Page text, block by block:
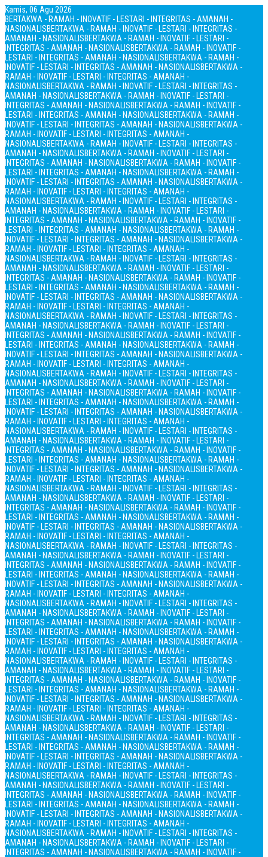
Kamis, 06 Agu 2026
BERTAKWA - RAMAH - INOVATIF - LESTARI - INTEGRITAS - AMANAH -
NASIONALISBERTAKWA - RAMAH - INOVATIF - LESTARI - INTEGRITAS -
AMANAH - NASIONALISBERTAKWA - RAMAH - INOVATIF - LESTARI -
INTEGRITAS - AMANAH - NASIONALISBERTAKWA - RAMAH - INOVATIF -
LESTARI - INTEGRITAS - AMANAH - NASIONALISBERTAKWA - RAMAH -
INOVATIF - LESTARI - INTEGRITAS - AMANAH - NASIONALISBERTAKWA -
RAMAH - INOVATIF - LESTARI - INTEGRITAS - AMANAH -
NASIONALISBERTAKWA - RAMAH - INOVATIF - LESTARI - INTEGRITAS -
AMANAH - NASIONALISBERTAKWA - RAMAH - INOVATIF - LESTARI -
INTEGRITAS - AMANAH - NASIONALISBERTAKWA - RAMAH - INOVATIF -
LESTARI - INTEGRITAS - AMANAH - NASIONALISBERTAKWA - RAMAH -
INOVATIF - LESTARI - INTEGRITAS - AMANAH - NASIONALISBERTAKWA -
RAMAH - INOVATIF - LESTARI - INTEGRITAS - AMANAH -
NASIONALISBERTAKWA - RAMAH - INOVATIF - LESTARI - INTEGRITAS -
AMANAH - NASIONALISBERTAKWA - RAMAH - INOVATIF - LESTARI -
INTEGRITAS - AMANAH - NASIONALISBERTAKWA - RAMAH - INOVATIF -
LESTARI - INTEGRITAS - AMANAH - NASIONALISBERTAKWA - RAMAH -
INOVATIF - LESTARI - INTEGRITAS - AMANAH - NASIONALISBERTAKWA -
RAMAH - INOVATIF - LESTARI - INTEGRITAS - AMANAH -
NASIONALISBERTAKWA - RAMAH - INOVATIF - LESTARI - INTEGRITAS -
AMANAH - NASIONALISBERTAKWA - RAMAH - INOVATIF - LESTARI -
INTEGRITAS - AMANAH - NASIONALISBERTAKWA - RAMAH - INOVATIF -
LESTARI - INTEGRITAS - AMANAH - NASIONALISBERTAKWA - RAMAH -
INOVATIF - LESTARI - INTEGRITAS - AMANAH - NASIONALISBERTAKWA -
RAMAH - INOVATIF - LESTARI - INTEGRITAS - AMANAH -
NASIONALISBERTAKWA - RAMAH - INOVATIF - LESTARI - INTEGRITAS -
AMANAH - NASIONALISBERTAKWA - RAMAH - INOVATIF - LESTARI -
INTEGRITAS - AMANAH - NASIONALISBERTAKWA - RAMAH - INOVATIF -
LESTARI - INTEGRITAS - AMANAH - NASIONALISBERTAKWA - RAMAH -
INOVATIF - LESTARI - INTEGRITAS - AMANAH - NASIONALISBERTAKWA -
RAMAH - INOVATIF - LESTARI - INTEGRITAS - AMANAH -
NASIONALISBERTAKWA - RAMAH - INOVATIF - LESTARI - INTEGRITAS -
AMANAH - NASIONALISBERTAKWA - RAMAH - INOVATIF - LESTARI -
INTEGRITAS - AMANAH - NASIONALISBERTAKWA - RAMAH - INOVATIF -
LESTARI - INTEGRITAS - AMANAH - NASIONALISBERTAKWA - RAMAH -
INOVATIF - LESTARI - INTEGRITAS - AMANAH - NASIONALISBERTAKWA -
RAMAH - INOVATIF - LESTARI - INTEGRITAS - AMANAH -
NASIONALISBERTAKWA - RAMAH - INOVATIF - LESTARI - INTEGRITAS -
AMANAH - NASIONALISBERTAKWA - RAMAH - INOVATIF - LESTARI -
INTEGRITAS - AMANAH - NASIONALISBERTAKWA - RAMAH - INOVATIF -
LESTARI - INTEGRITAS - AMANAH - NASIONALISBERTAKWA - RAMAH -
INOVATIF - LESTARI - INTEGRITAS - AMANAH - NASIONALISBERTAKWA -
RAMAH - INOVATIF - LESTARI - INTEGRITAS - AMANAH -
NASIONALISBERTAKWA - RAMAH - INOVATIF - LESTARI - INTEGRITAS -
AMANAH - NASIONALISBERTAKWA - RAMAH - INOVATIF - LESTARI -
INTEGRITAS - AMANAH - NASIONALISBERTAKWA - RAMAH - INOVATIF -
LESTARI - INTEGRITAS - AMANAH - NASIONALISBERTAKWA - RAMAH -
INOVATIF - LESTARI - INTEGRITAS - AMANAH - NASIONALISBERTAKWA -
RAMAH - INOVATIF - LESTARI - INTEGRITAS - AMANAH -
NASIONALISBERTAKWA - RAMAH - INOVATIF - LESTARI - INTEGRITAS -
AMANAH - NASIONALISBERTAKWA - RAMAH - INOVATIF - LESTARI -
INTEGRITAS - AMANAH - NASIONALISBERTAKWA - RAMAH - INOVATIF -
LESTARI - INTEGRITAS - AMANAH - NASIONALISBERTAKWA - RAMAH -
INOVATIF - LESTARI - INTEGRITAS - AMANAH - NASIONALISBERTAKWA -
RAMAH - INOVATIF - LESTARI - INTEGRITAS - AMANAH -
NASIONALISBERTAKWA - RAMAH - INOVATIF - LESTARI - INTEGRITAS -
AMANAH - NASIONALISBERTAKWA - RAMAH - INOVATIF - LESTARI -
INTEGRITAS - AMANAH - NASIONALISBERTAKWA - RAMAH - INOVATIF -
LESTARI - INTEGRITAS - AMANAH - NASIONALISBERTAKWA - RAMAH -
INOVATIF - LESTARI - INTEGRITAS - AMANAH - NASIONALISBERTAKWA -
RAMAH - INOVATIF - LESTARI - INTEGRITAS - AMANAH -
NASIONALISBERTAKWA - RAMAH - INOVATIF - LESTARI - INTEGRITAS -
AMANAH - NASIONALISBERTAKWA - RAMAH - INOVATIF - LESTARI -
INTEGRITAS - AMANAH - NASIONALISBERTAKWA - RAMAH - INOVATIF -
LESTARI - INTEGRITAS - AMANAH - NASIONALISBERTAKWA - RAMAH -
INOVATIF - LESTARI - INTEGRITAS - AMANAH - NASIONALISBERTAKWA -
RAMAH - INOVATIF - LESTARI - INTEGRITAS - AMANAH -
NASIONALISBERTAKWA - RAMAH - INOVATIF - LESTARI - INTEGRITAS -
AMANAH - NASIONALISBERTAKWA - RAMAH - INOVATIF - LESTARI -
INTEGRITAS - AMANAH - NASIONALISBERTAKWA - RAMAH - INOVATIF -
LESTARI - INTEGRITAS - AMANAH - NASIONALISBERTAKWA - RAMAH -
INOVATIF - LESTARI - INTEGRITAS - AMANAH - NASIONALISBERTAKWA -
RAMAH - INOVATIF - LESTARI - INTEGRITAS - AMANAH -
NASIONALISBERTAKWA - RAMAH - INOVATIF - LESTARI - INTEGRITAS -
AMANAH - NASIONALISBERTAKWA - RAMAH - INOVATIF - LESTARI -
INTEGRITAS - AMANAH - NASIONALISBERTAKWA - RAMAH - INOVATIF -
LESTARI - INTEGRITAS - AMANAH - NASIONALISBERTAKWA - RAMAH -
INOVATIF - LESTARI - INTEGRITAS - AMANAH - NASIONALISBERTAKWA -
RAMAH - INOVATIF - LESTARI - INTEGRITAS - AMANAH -
NASIONALISBERTAKWA - RAMAH - INOVATIF - LESTARI - INTEGRITAS -
AMANAH - NASIONALISBERTAKWA - RAMAH - INOVATIF - LESTARI -
INTEGRITAS - AMANAH - NASIONALISBERTAKWA - RAMAH - INOVATIF -
LESTARI - INTEGRITAS - AMANAH - NASIONALISBERTAKWA - RAMAH -
INOVATIF - LESTARI - INTEGRITAS - AMANAH - NASIONALISBERTAKWA -
RAMAH - INOVATIF - LESTARI - INTEGRITAS - AMANAH -
NASIONALISBERTAKWA - RAMAH - INOVATIF - LESTARI - INTEGRITAS -
AMANAH - NASIONALISBERTAKWA - RAMAH - INOVATIF - LESTARI -
INTEGRITAS - AMANAH - NASIONALISBERTAKWA - RAMAH - INOVATIF -